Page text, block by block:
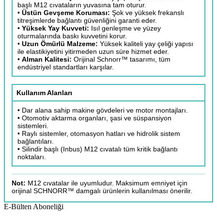
başlı M12 cıvataların yuvasına tam oturur.
• Üstün Gevşeme Koruması: Şok ve yüksek frekanslı
titreşimlerde bağlantı güvenliğini garanti eder.
• Yüksek Yay Kuvveti: Isıl genleşme ve yüzey
oturmalarında baskı kuvvetini korur.
• Uzun Ömürlü Malzeme: Yüksek kaliteli yay çeliği yapısı
ile elastikiyetini yitirmeden uzun süre hizmet eder.
• Alman Kalitesi: Orijinal Schnorr™ tasarımı, tüm
endüstriyel standartları karşılar.
Kullanım Alanları
• Dar alana sahip makine gövdeleri ve motor montajları.
• Otomotiv aktarma organları, şasi ve süspansiyon
sistemleri.
• Raylı sistemler, otomasyon hatları ve hidrolik sistem
bağlantıları.
• Silindir başlı (Inbus) M12 cıvatalı tüm kritik bağlantı
noktaları.
Not: M12 cıvatalar ile uyumludur. Maksimum emniyet için
orijinal SCHNORR™ damgalı ürünlerin kullanılması önerilir.
E-Bülten Aboneliği